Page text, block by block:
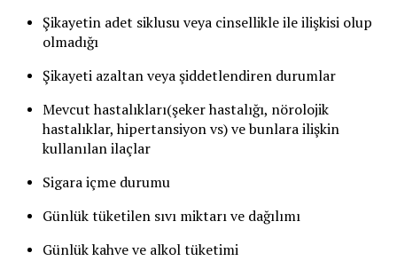
Şikayetin adet siklusu veya cinsellikle ile ilişkisi olup
olmadığı
Şikayeti azaltan veya şiddetlendiren durumlar
Mevcut hastalıkları(şeker hastalığı, nörolojik
hastalıklar, hipertansiyon vs) ve bunlara ilişkin
kullanılan ilaçlar
Sigara içme durumu
Günlük tüketilen sıvı miktarı ve dağılımı
Günlük kahve ve alkol tüketimi